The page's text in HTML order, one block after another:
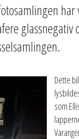
har
glassnegativ
Dette
som